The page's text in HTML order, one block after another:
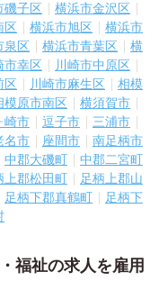
磯子区
横浜市金沢区
区 横浜市旭区
横浜市
泉区 横浜市青葉区
横
市幸区
川崎市中原区
区 川崎市麻生区
相模
模原市南区
横須賀市
崎市 逗子市
三浦市
名市 座間市
南足柄市
中郡大磯町
中郡二宮町
上郡松田町
足柄上郡山
足柄下郡真鶴町
足柄下
福祉の求人を雇用